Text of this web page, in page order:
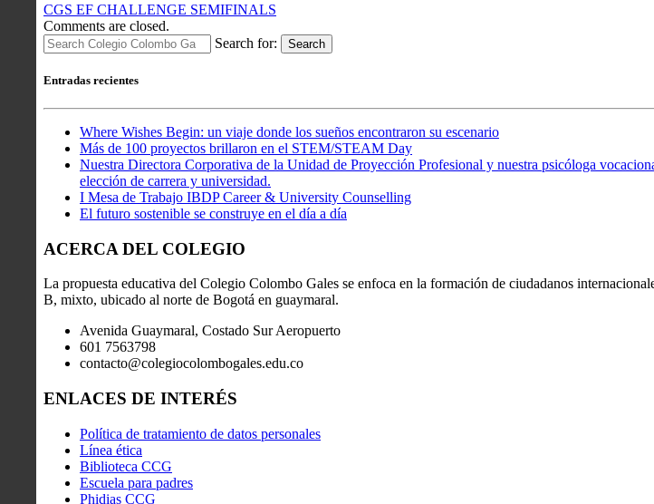
CGS EF CHALLENGE SEMIFINALS
Comments are closed.
Search for:
Search
Entradas recientes
Where Wishes Begin: un viaje donde los sueños encontraron su escenario
Más de 100 proyectos brillaron en el STEM/STEAM Day
Nuestra Directora Corporativa de la Unidad de Proyección Profesional y nuestra psicóloga
elección de carrera y universidad.
I Mesa de Trabajo IBDP Career & University Counselling
El futuro sostenible se construye en el día a día
ACERCA DEL COLEGIO
La propuesta educativa del Colegio Colombo Gales se enfoca en la formación de ciudadanos
B, mixto, ubicado al norte de Bogotá en guaymaral.
Avenida Guaymaral, Costado Sur Aeropuerto
601 7563798
contacto@colegiocolombogales.edu.co
ENLACES DE INTERÉS
Política de tratamiento de datos personales
Línea ética
Biblioteca CCG
Escuela para padres
Phidias CCG